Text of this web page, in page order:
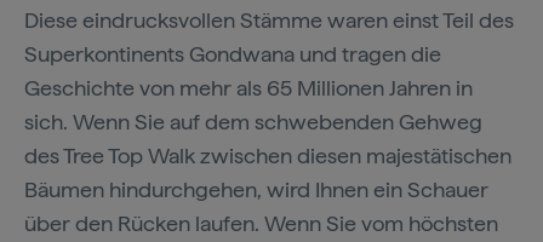
Diese eindrucksvollen Stämme waren einst Teil des
Superkontinents Gondwana und tragen die
Geschichte von mehr als 65 Millionen Jahren in
sich. Wenn Sie auf dem schwebenden Gehweg
des Tree Top Walk zwischen diesen majestätischen
Bäumen hindurchgehen, wird Ihnen ein Schauer
über den Rücken laufen. Wenn Sie vom höchsten